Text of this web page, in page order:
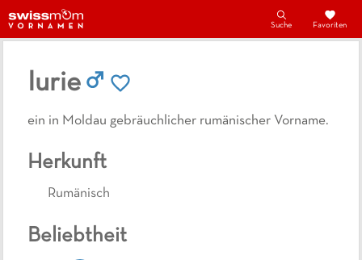
Suche Favoriten
Iurie
ein in Moldau gebräuchlicher rumänischer Vorname.
Herkunft
Rumänisch
Beliebtheit